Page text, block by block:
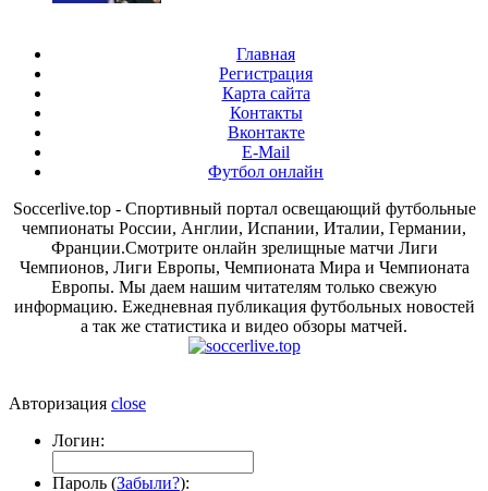
Главная
Регистрация
Карта сайта
Контакты
Вконтакте
E-Mail
Футбол онлайн
Soccerlive.top - Спортивный портал освещающий футбольные
чемпионаты России, Англии, Испании, Италии, Германии,
Франции.Смотрите онлайн зрелищные матчи Лиги
Чемпионов, Лиги Европы, Чемпионата Мира и Чемпионата
Европы. Мы даем нашим читателям только свежую
информацию. Ежедневная публикация футбольных новостей
а так же статистика и видео обзоры матчей.
Авторизация close
Логин:
Пароль (Забыли?):